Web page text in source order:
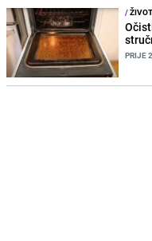
/
PRIJE